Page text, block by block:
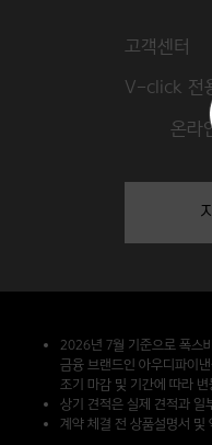
고객센터
V-click 전
온라
2026년 7월 기준으로 폭스
금융 브랜드인 아우디파이
조기 마감 및 기간에 따라 변
상기 견적은 실제 견적과 일
계약 체결 전 상품설명서 및